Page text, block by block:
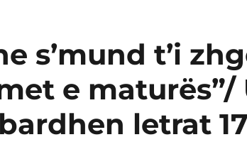
s’mund t’i
e
letrat